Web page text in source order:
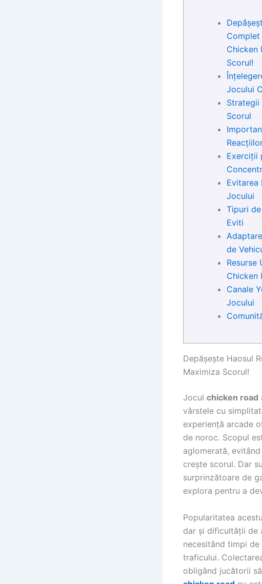
Complet
Chicken
Scorul!
Jocului
Strategii
Scorul
Exerciții
Evitarea
Jocului
Tipuri
Eviti
de
Resurse
Chicken
Canale
Jocului
Depășește Haosul
Maximiza Scorul!
Jocul chicken road
vârstele cu
experiență arcade
de noroc. Scopul
aglomerată,
crește scorul. Dar
surprinzătoare de
explora pentru a
Popularitatea
dar și dificultății de
necesitând timpi
traficului.
obligând jucătorii